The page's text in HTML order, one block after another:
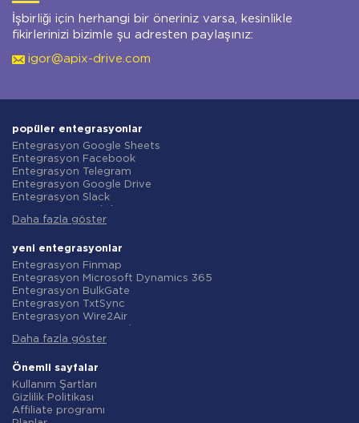
İşbirliği için herhangi bir öneriniz varsa, kesinlikle
fikirlerinizi bizimle şu adresten paylaşınız:
igor@apix-drive.com
popüler entegrasyonlar
Entegrasyon Google Sheets
Entegrasyon Facebook
Entegrasyon Telegram
Entegrasyon Google Drive
Entegrasyon Slack
Entegrasyon Gmail
Entegrasyon ClickUp
Entegrasyon Airtable
Entegrasyon Google Contacts
Entegrasyon OpenAI (ChatGPT)
Entegrasyon Instagram
Entegrasyon ActiveCampaign
Entegrasyon Typeform
Entegrasyon Salesforce CRM
Entegrasyon Notion
Entegrasyon AWeber
Entegrasyon Asana
Entegrasyon ZOHO CRM
Daha fazla göster
yeni entegrasyonlar
Entegrasyon Finmap
Entegrasyon Microsoft Dynamics 365
Entegrasyon BulkGate
Entegrasyon TxtSync
Entegrasyon Wire2Air
Entegrasyon Infobip
Entegrasyon AtomPark
Entegrasyon TXTImpact
Entegrasyon Campaign Monitor
Entegrasyon CM.com
Entegrasyon D7 Networks
Daha fazla göster
Önemli sayfalar
Kullanım Şartları
Gizlilik Politikası
Affiliate programı